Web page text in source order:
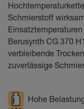
Schmierstoff
Berusynth CG 370
verbleibende
zuverlässige
Hohe